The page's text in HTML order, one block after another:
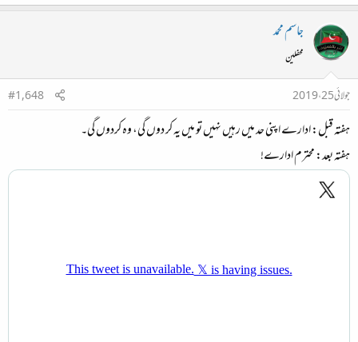
جاسم محمد
محفلین
جولائی 25، 2019
#1,648
ہفتہ قبل: ادارے اپنی حد میں رہیں نہیں تو میں یہ کر دوں گی، وہ کردوں گی۔
ہفتہ بعد: محترم ادارے!